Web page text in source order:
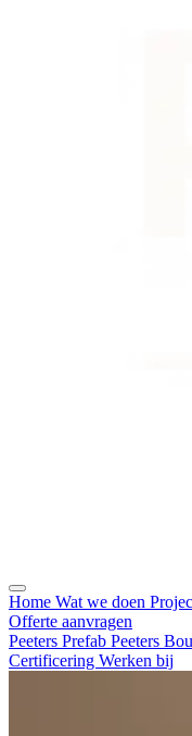
Home Wat we doen
Offerte aanvragen
Peeters Prefab Peeters
Certificering Werken bij